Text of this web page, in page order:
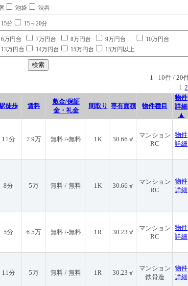
池袋 渋谷
15分 15～20分
6万円台 7万円台 8万円台 9万円台
10万円台
13万円台 14万円台 15万円台 15万円以上
1 - 10件 / 20
1 2
徒歩 賃料
敷金/保証
金・礼金
間取り 専有面積 物件種目
物件
詳細
▲
11分 7.9万 無料 /-無料 1K 30.66㎡
マンション
RC
物件
詳細
8分 5万 無料 /-無料 1K 30.66㎡
マンション
RC
物件
詳細
5分 6.5万 無料 /-無料 1R 30.23㎡
マンション
RC
物件
詳細
11分 5万 無料 /-無料 1R 30.23㎡
マンション
鉄骨造
物件
詳細